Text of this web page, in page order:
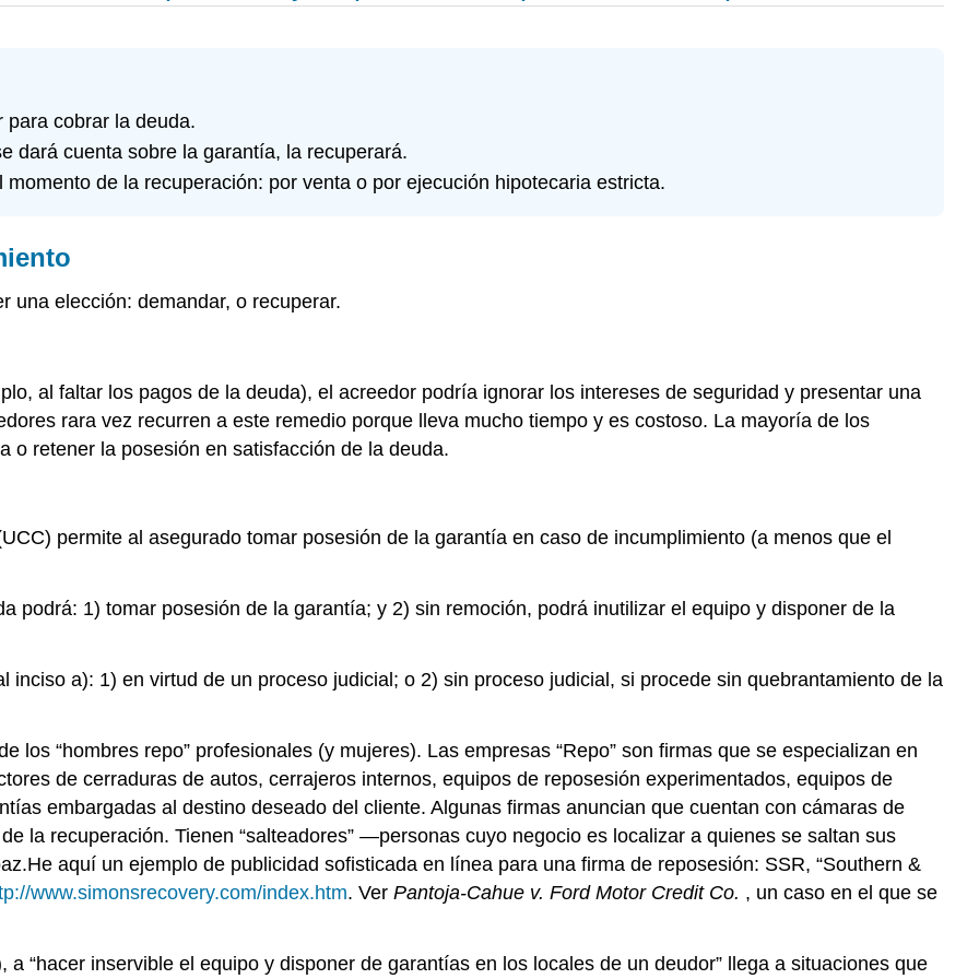
para cobrar la deuda.
dará cuenta sobre la garantía, la recuperará.
de la recuperación: por venta o por ejecución hipotecaria estricta.
una elección: demandar, o recuperar.
al faltar los pagos de la deuda), el acreedor podría ignorar los intereses de seguridad y presentar una
rara vez recurren a este remedio porque lleva mucho tiempo y es costoso. La mayoría de los
o retener la posesión en satisfacción de la deuda.
permite al asegurado tomar posesión de la garantía en caso de incumplimiento (a menos que el
podrá: 1) tomar posesión de la garantía; y 2) sin remoción, podrá inutilizar el equipo y disponer de la
inciso a): 1) en virtud de un proceso judicial; o 2) sin proceso judicial, si procede sin quebrantamiento de la
los “hombres repo” profesionales (y mujeres). Las empresas “Repo” son firmas que se especializan en
de cerraduras de autos, cerrajeros internos, equipos de reposesión experimentados, equipos de
embargadas al destino deseado del cliente. Algunas firmas anuncian que cuentan con cámaras de
la recuperación. Tienen “salteadores” —personas cuyo negocio es localizar a quienes se saltan sus
aquí un ejemplo de publicidad sofisticada en línea para una firma de reposesión: SSR, “Southern &
www.simonsrecovery.com/index.htm. Ver Pantoja-Cahue v. Ford Motor Credit Co. , un caso en el que se
“hacer inservible el equipo y disponer de garantías en los locales de un deudor” llega a situaciones que